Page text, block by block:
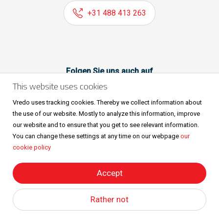
+31 488 413 263
Folgen Sie uns auch auf
Alle Rechte vorbehalten © Vredo 2026.
This website uses cookies
Vredo uses tracking cookies. Thereby we collect information about
the use of our website. Mostly to analyze this information, improve
our website and to ensure that you get to see relevant information.
You can change these settings at any time on our webpage our
cookie policy
Accept
Rather not